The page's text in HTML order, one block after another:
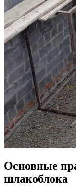
Основные
шлакоблока